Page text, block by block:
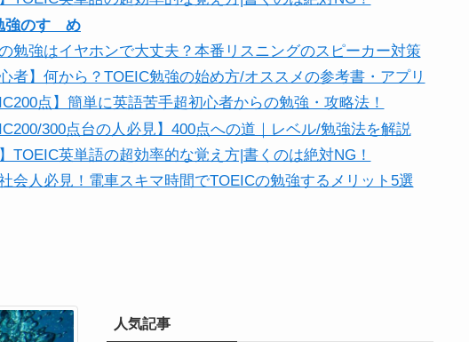
強のすゝめ
勉強はイヤホンで大丈夫？本番リスニングのスピーカー対策
心者】何から？TOEIC勉強の始め方/オススメの参考書・アプリ
点】簡単に英語苦手超初心者からの勉強・攻略法！
300点台の人必見】400点への道｜レベル/勉強法を解説
】TOEIC英単語の超効率的な覚え方|書くのは絶対NG！
会人必見！電車スキマ時間でTOEICの勉強するメリット5選
人気記事